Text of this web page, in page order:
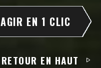
AGIR EN 1 CLIC
RETOUR EN HAUT